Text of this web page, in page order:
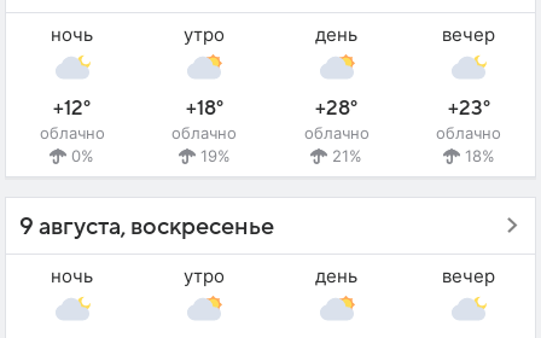
ночь
+12°
облачно
0%
утро
+18°
облачно
19%
день
+28°
облачно
21%
вечер
+23°
облачно
18%
9 августа, воскресенье
ночь утро день вечер